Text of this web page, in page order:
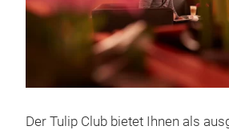
Der Tulip Club bietet Ihnen als